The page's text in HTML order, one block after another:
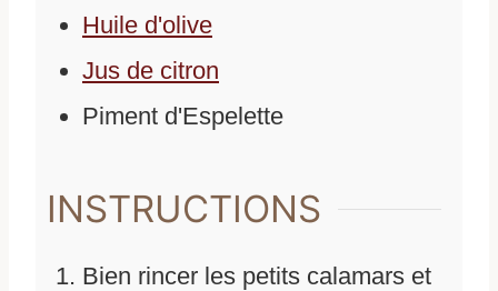
Huile d'olive
Jus de citron
Piment d'Espelette
INSTRUCTIONS
Bien rincer les petits calamars et